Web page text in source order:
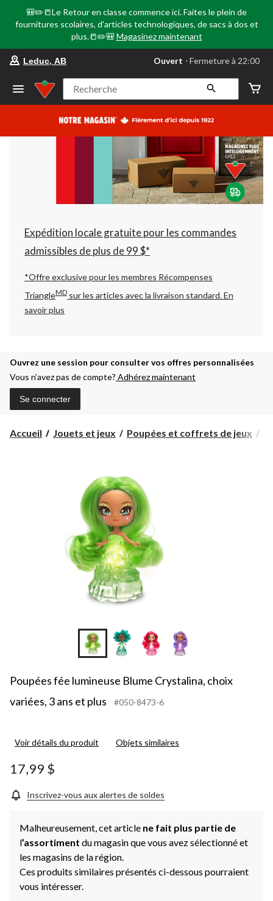
🎒✏️📒Le Retour en classe commence ici. Faites le plein de
fournitures scolaires, d'articles technologiques, de sacs à dos et
plus.📒✏️🎒 Magasinez maintenant
votre
préféré
Leduc,
AB,
courament
Fermeture
à
22:00
cliquer
pour
changer
Leduc, AB Ouvert ⋅ Fermeture à 22:00
Recherche
Expédition locale gratuite pour les commandes
admissibles de plus de 99 $*
*Offre exclusive pour les membres Récompenses
TriangleMD sur les articles avec la livraison standard.En
savoir plus
Ouvrez une session pour consulter vos offres personnalisées
Vous n’avez pas de compte? Adhérez maintenant
Se connecter
Accueil Jouets et jeux Poupées et coffrets de jeux
Poupées fée lumineuse Blume Crystalina, choix
variées, 3 ans et plus
#050-8473-6
Voir détails du produit Objets similaires
17,99 $
Inscrivez-vous aux alertes de soldes
Malheureusement, cet article ne fait plus partie de
l’assortiment du magasin que vous avez sélectionné et
les magasins de la région.
Ces produits similaires présentés ci-dessous pourraient
vous intéresser.